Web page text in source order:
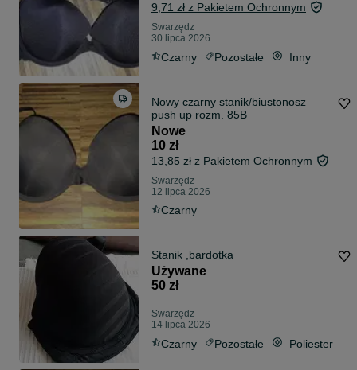
9,71 zł z Pakietem Ochronnym
Swarzędz
30 lipca 2026
Czarny Pozostałe Inny
Nowy czarny stanik/biustonosz
push up rozm. 85B
Nowe
10 zł
13,85 zł z Pakietem Ochronnym
Swarzędz
12 lipca 2026
Czarny
Stanik ,bardotka
Używane
50 zł
Swarzędz
14 lipca 2026
Czarny Pozostałe Poliester